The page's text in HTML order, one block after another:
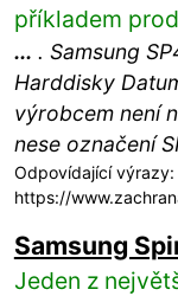
příkladem
... . Samsung
Harddisky
výrobcem není
nese označení
Odpovídající
https://
Samsung
Jeden z